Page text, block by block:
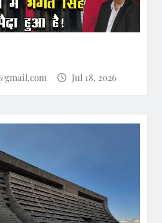
Jul 18, 2026